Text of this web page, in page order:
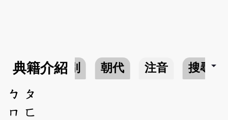
典籍介紹類別 朝代 注音 搜尋arrow_drop_down
ㄅ
ㄆ
ㄇ ㄈ